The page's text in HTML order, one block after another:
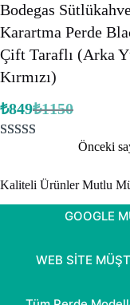
Bodegas
Karartma Perde
Çift Taraflı (Arka
Kırmızı)
₺1150
Orijinal
₺849 Şu
dayanarak 5
üzerinden
Önceki
Kaliteli Ürünler Mutlu
GOOGLE
WEB SİTE